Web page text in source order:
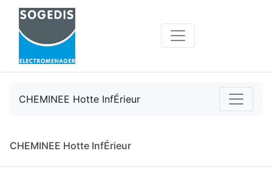
CHEMINEE Hotte InfÉrieur
CHEMINEE Hotte InfÉrieur